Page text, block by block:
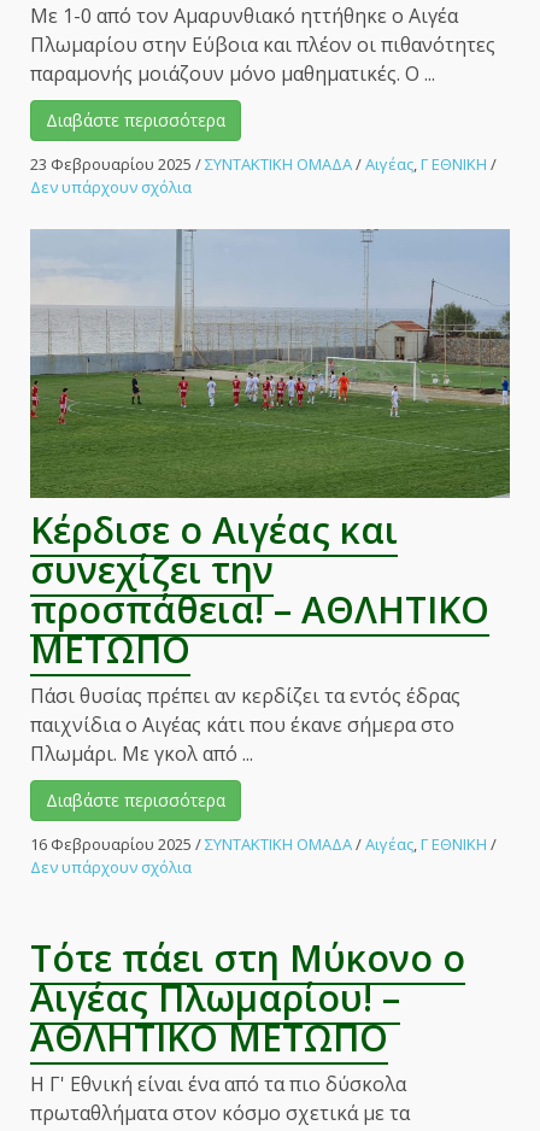
Με 1-0 από τον Αμαρυνθιακό ηττήθηκε ο Αιγέα
Πλωμαρίου στην Εύβοια και πλέον οι πιθανότητες
παραμονής μοιάζουν μόνο μαθηματικές. Ο ...
Διαβάστε περισσότερα
23 Φεβρουαρίου 2025 /ΣΥΝΤΑΚΤΙΚΗ ΟΜΑΔΑ/Αιγέας Γ ΕΘΝΙΚΗ /
Δεν υπάρχουν σχόλιαστο
και
ο
Αιγέας
και
η
παραμονή
απομακρύνεται!
–
ΑΘΛΗΤΙΚΟ
ΜΕΤΩΠΟ
Κέρδισε ο Αιγέας και
συνεχίζει την
προσπάθεια! – ΑΘΛΗΤΙΚΟ
ΜΕΤΩΠΟ
Πάσι θυσίας πρέπει αν κερδίζει τα εντός έδρας
παιχνίδια ο Αιγέας κάτι που έκανε σήμερα στο
Πλωμάρι. Με γκολ από ...
Διαβάστε περισσότερα
16 Φεβρουαρίου 2025 /ΣΥΝΤΑΚΤΙΚΗ ΟΜΑΔΑ/Αιγέας,Γ ΕΘΝΙΚΗ /
Δεν υπάρχουν σχόλιαστο
και
συνεχίζει
την
προσπάθεια!
–
ΑΘΛΗΤΙΚΟ
ΜΕΤΩΠΟ
Τότε πάει στη Μύκονο ο
Αιγέας Πλωμαρίου! –
ΑΘΛΗΤΙΚΟ ΜΕΤΩΠΟ
Η Γ' Εθνική είναι ένα από τα πιο δύσκολα
πρωταθλήματα στον κόσμο σχετικά με τα